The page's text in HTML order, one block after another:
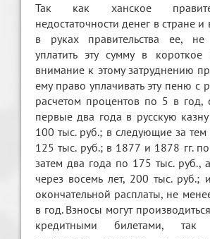
Так как ханское
недостаточности денег в стране
в руках правительства ее,
уплатить эту сумму в
внимание к этому затруднению
ему право уплачивать эту пеню с
расчетом процентов по 5 в год,
первые два года в русскую
100 тыс. руб.; в следующие за
125 тыс. руб.; в 1877 и 1878 гг.
затем два года по 175 тыс. руб.,
через восемь лет, 200 тыс. руб.;
окончательной расплаты, не
в год. Взносы могут
кредитными билетами,